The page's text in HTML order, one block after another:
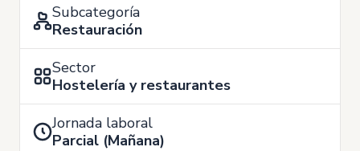
Subcategoría
Restauración
Sector
Hostelería y restaurantes
Jornada laboral
Parcial (Mañana)